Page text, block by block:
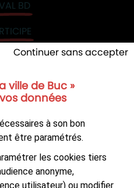
ville de Buc »
données
à son bon
être paramétrés.
les cookies tiers
anonyme,
utilisateur) ou modifier
Continuer sans accepter
BD
NEWSLETTER
Facebook
LinkedIn